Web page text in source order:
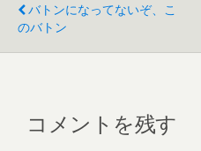
バトンになってないぞ、こ
のバトン
コメントを残す